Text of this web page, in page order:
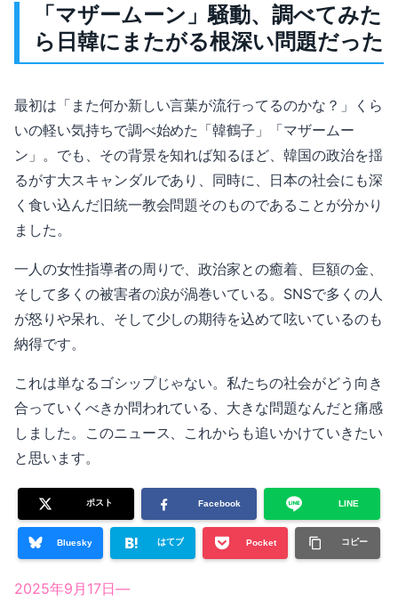
「マザームーン」騒動、調べてみた
ら日韓にまたがる根深い問題だった
最初は「また何か新しい言葉が流行ってるのかな？」くら
いの軽い気持ちで調べ始めた「韓鶴子」「マザームー
ン」。でも、その背景を知れば知るほど、韓国の政治を揺
るがす大スキャンダルであり、同時に、日本の社会にも深
く食い込んだ旧統一教会問題そのものであることが分かり
ました。
一人の女性指導者の周りで、政治家との癒着、巨額の金、
そして多くの被害者の涙が渦巻いている。SNSで多くの人
が怒りや呆れ、そして少しの期待を込めて呟いているのも
納得です。
これは単なるゴシップじゃない。私たちの社会がどう向き
合っていくべきか問われている、大きな問題なんだと痛感
しました。このニュース、これからも追いかけていきたい
と思います。
ポスト Facebook LINE
Bluesky はてブ Pocket コピー
2025年9月17日—